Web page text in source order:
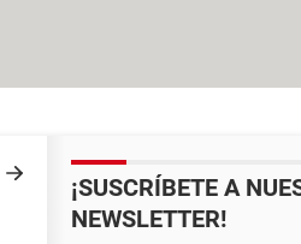
¡SUSCRÍBETE A
NEWSLETTER!